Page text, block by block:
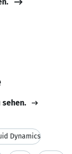
sehen.
Dynamics